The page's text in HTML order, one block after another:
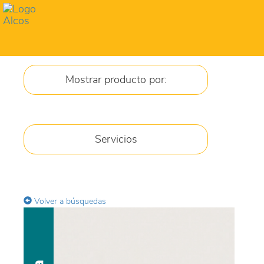
Mostrar producto por:
JARABES
CREMA
COMPRIMIDOS
Servicios
Volver a búsquedas